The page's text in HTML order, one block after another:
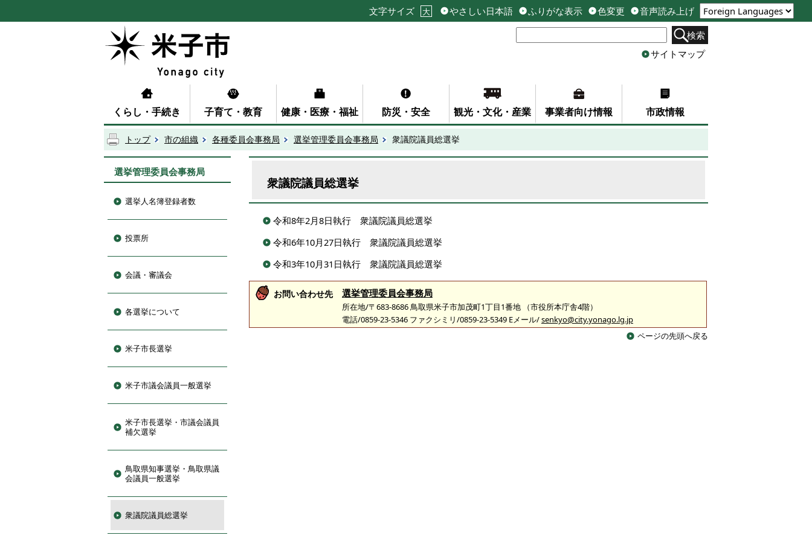
文字サイズ 大 やさしい日本語 ふりがな表示 色変更
音声読み上げ
検索
サイトマップ
くらし・手続き 子育て・教育 健康・医療・福祉 防災・安全 観光・文化・産業 事業者向け情報 市政情報
トップ 市の組織 各種委員会事務局 選挙管理委員会事務局 衆議院議員総選挙
選挙管理委員会事務局
選挙人名簿登録者数
投票所
会議・審議会
各選挙について
米子市長選挙
米子市議会議員一般選挙
米子市長選挙・市議会議員
補欠選挙
鳥取県知事選挙・鳥取県議
会議員一般選挙
衆議院議員総選挙
衆議院議員総選挙
令和8年2月8日執行 衆議院議員総選挙
令和6年10月27日執行 衆議院議員総選挙
令和3年10月31日執行 衆議院議員総選挙
お問い合わせ先 選挙管理委員会事務局
所在地/〒683-8686 鳥取県米子市加茂町1丁目1番地 （市役所本庁舎4階）
電話/0859-23-5346 ファクシミリ/0859-23-5349 Eメール/senkyo@city.yonago.lg.jp
ページの先頭へ戻る